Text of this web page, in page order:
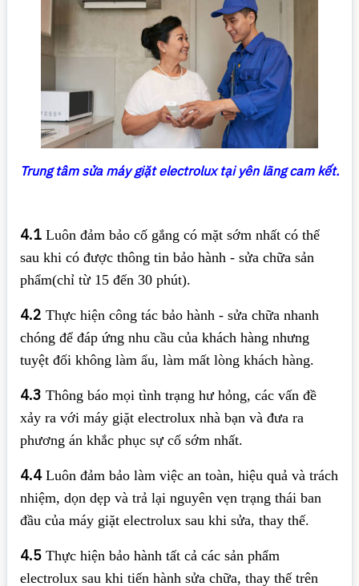
Trung tâm sửa máy giặt electrolux tại yên lãng cam kết.
4.1 Luôn đảm bảo cố gắng có mặt sớm nhất có thể
sau khi có được thông tin bảo hành - sửa chữa sản
phẩm(chỉ từ 15 đến 30 phút).
4.2 Thực hiện công tác bảo hành - sửa chữa nhanh
chóng để đáp ứng nhu cầu của khách hàng nhưng
tuyệt đối không làm ẩu, làm mất lòng khách hàng.
4.3 Thông báo mọi tình trạng hư hỏng, các vấn đề
xảy ra với máy giặt electrolux nhà bạn và đưa ra
phương án khắc phục sự cố sớm nhất.
4.4Luôn đảm bảo làm việc an toàn, hiệu quả và trách
nhiệm, dọn dẹp và trả lại nguyên vẹn trạng thái ban
đầu của máy giặt electrolux sau khi sửa, thay thế.
4.5 Thực hiện bảo hành tất cả các sản phẩm
electrolux sau khi tiến hành sửa chữa, thay thế trên